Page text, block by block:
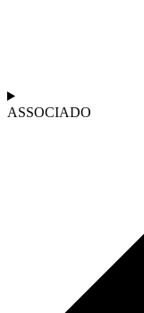
ASSOCIADO